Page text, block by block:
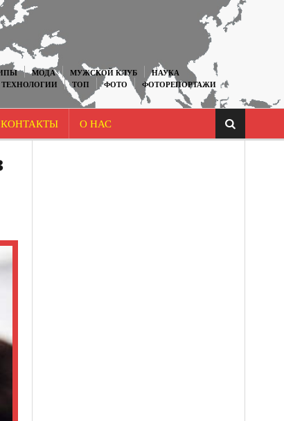
МОДА МУЖСКОЙ КЛУБ
НАУКА
ТЕХНОЛОГИИ ТОП ФОТО
ФОТОРЕПОРТАЖИ
КОНТАКТЫ О НАС